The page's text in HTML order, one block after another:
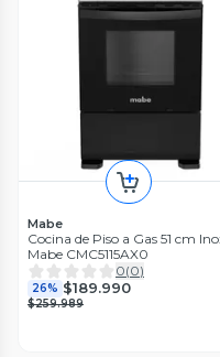
Mabe
Cocina de Piso a Gas 51 cm
Mabe CMC5115AX0
0(0)
26% $189.990
$259.989